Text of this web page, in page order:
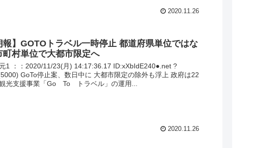
2020.11.26
報】GOTOトラベル一時停止 都道府県単位ではな
町村単位で大都市限定へ
1 ：：2020/11/23(月) 14:17:36.17 ID:xXbIdE240●.net ?
GoTo停止案、数日中に 大都市限定の除外も浮上 政府は22
光支援事業「Go To トラベル」の運用...
2020.11.26